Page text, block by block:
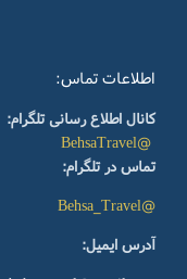
اطلاعات تماس:
کانال اطلاع رسانی تلگرام:
@BehsaTravel
تماس در تلگرام:
@Behsa_Travel
آدرس ایمیل: